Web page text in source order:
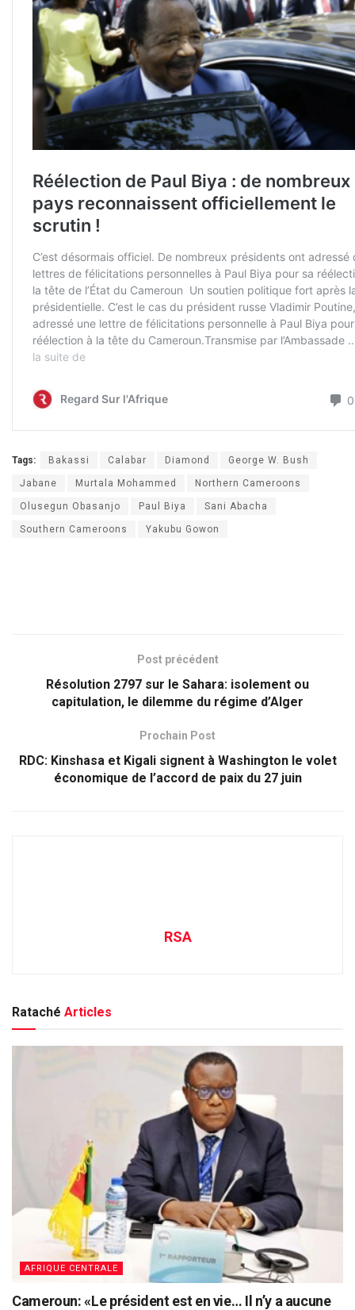
Tags: Bakassi Calabar Diamond George W. Bush
Jabane Murtala Mohammed Northern Cameroons
Olusegun Obasanjo Paul Biya Sani Abacha
Southern Cameroons Yakubu Gowon
Post précédent
Résolution 2797 sur le Sahara: isolement ou
capitulation, le dilemme du régime d’Alger
Prochain Post
RDC: Kinshasa et Kigali signent à Washington le volet
économique de l’accord de paix du 27 juin
RSA
Rataché Articles
AFRIQUE CENTRALE
Cameroun: «Le président est en vie… Il n’y a aucune